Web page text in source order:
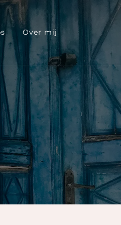
Over mij